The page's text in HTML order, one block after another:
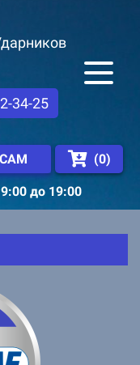
34-25
САМ (0)
до 19:00